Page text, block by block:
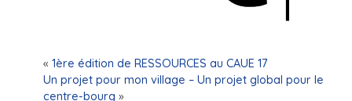
« 1ère édition de RESSOURCES au CAUE 17
Un projet pour mon village – Un projet global pour le
centre-bourg »